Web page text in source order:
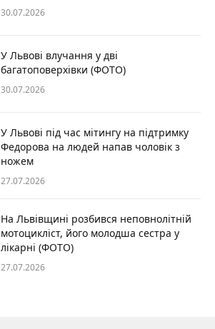
30.07.2026
У Львові влучання у дві
багатоповерхівки (ФОТО)
30.07.2026
У Львові під час мітингу на підтримку
Федорова на людей напав чоловік з
ножем
27.07.2026
На Львівщині розбився неповнолітній
мотоцикліст, його молодша сестра у
лікарні (ФОТО)
27.07.2026